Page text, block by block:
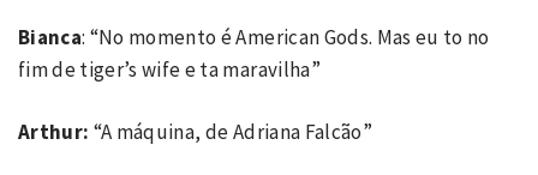
Bianca: “No momento é American Gods. Mas eu to no
fim de tiger’s wife e ta maravilha”
Arthur: “A máquina, de Adriana Falcão”